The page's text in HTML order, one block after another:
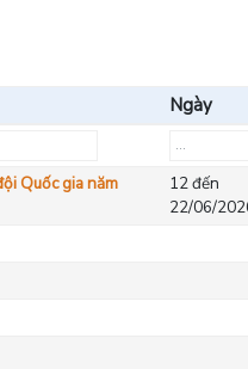
Ngày
Quốc gia năm
12 đến
22/06/